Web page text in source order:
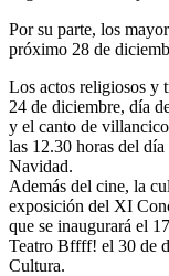
Por su parte, los
próximo 28 de
Los actos religiosos y
24 de diciembre, día
y el canto de
las 12.30 horas del
Navidad.
Además del cine, la
exposición del XI
que se inaugurará el
Teatro Bffff! el 30 de
Cultura.